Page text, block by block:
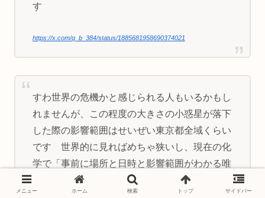
す
https://x.com/q_b_384/status/1885681958690374021
すわ世界の危機かと感じられる人もいるかもし
れませんが、この程度の大きさの小惑星が落下
した際の影響範囲はせいぜい東京都全域くらい
です 世界的に見ればめちゃ狭いし、現在の化
学で「事前に場所と日時と影響範囲がわかる唯
一の災害」は隕石落下なのでそう心配もないで
メニュー ホーム 検索 トップ サイドバー